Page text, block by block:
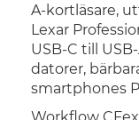
A-kortläsare,
Lexar
USB-C till
datorer,
smartphones
Workflow